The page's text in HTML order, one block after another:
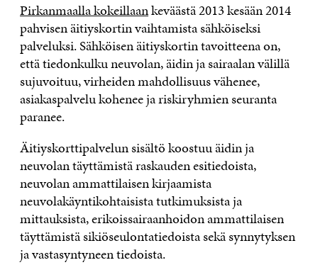
Pirkanmaalla kokeillaankeväästä 2013 kesään 2014
pahvisen äitiyskortin vaihtamista sähköiseksi
palveluksi. Sähköisen äitiyskortin tavoitteena on,
että tiedonkulku neuvolan, äidin ja sairaalan välillä
sujuvoituu, virheiden mahdollisuus vähenee,
asiakaspalvelu kohenee ja riskiryhmien seuranta
paranee.
Äitiyskorttipalvelun sisältö koostuu äidin ja
neuvolan täyttämistä raskauden esitiedoista,
neuvolan ammattilaisen kirjaamista
neuvolakäyntikohtaisista tutkimuksista ja
mittauksista, erikoissairaanhoidon ammattilaisen
täyttämistä sikiöseulontatiedoista sekä synnytyksen
ja vastasyntyneen tiedoista.